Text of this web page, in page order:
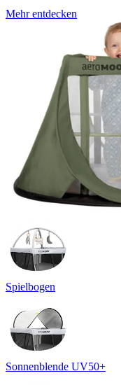
Mehr entdecken
Spielbogen
Sonnenblende UV50+